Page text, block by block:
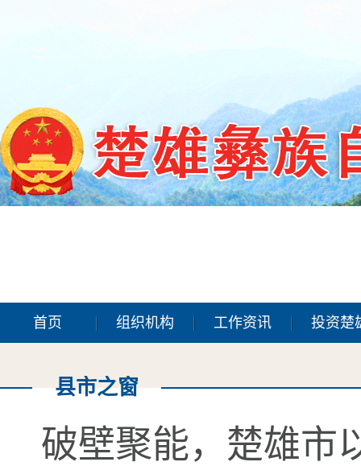
首页 组织机构 工作资讯 投资楚
县市之窗
破壁聚能，楚雄市